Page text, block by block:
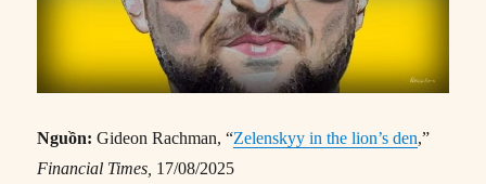
Nguồn: Gideon Rachman, “Zelenskyy in the lion’s den,”
Financial Times, 17/08/2025